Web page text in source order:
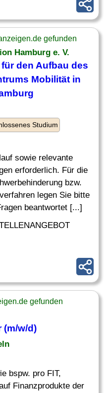
gefunden
Hamburg e. V.
den Aufbau des
Mobilität in
Studium
sowie relevante
erforderlich. Für die
bzw.
legen Sie bitte
beantwortet [...]
gefunden
(m/w/d)
bspw. pro FIT,
Finanzprodukte der